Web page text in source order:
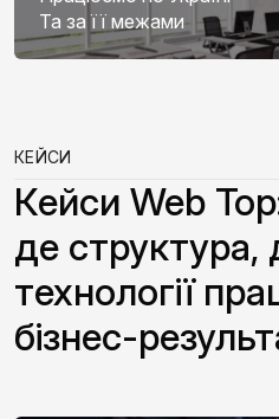
Та за її межами
КЕЙСИ
Кейси Web
де структура,
технології
бізнес-